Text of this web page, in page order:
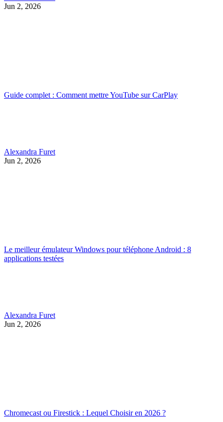
Jun 2, 2026
Guide complet : Comment mettre YouTube sur CarPlay
Alexandra Furet
Jun 2, 2026
Le meilleur émulateur Windows pour téléphone Android : 8
applications testées
Alexandra Furet
Jun 2, 2026
Chromecast ou Firestick : Lequel Choisir en 2026 ?